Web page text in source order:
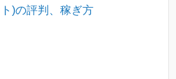
)の評判、稼ぎ方